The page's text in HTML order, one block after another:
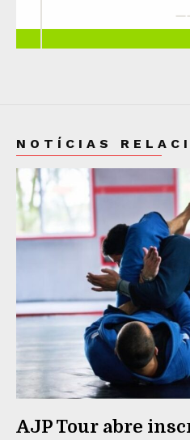
NOTÍCIAS
AJP Tour abre